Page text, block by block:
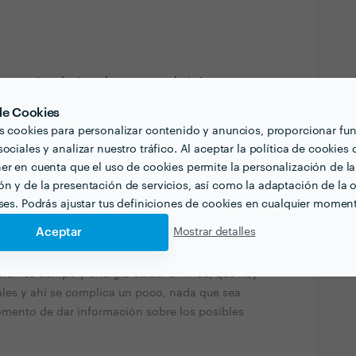
Cookies
cookies para personalizar contenido y anuncios, proporcionar
y analizar nuestro tráfico. Al aceptar la política de cookies
en cuenta que el uso de cookies permite la personalización de la
y de la presentación de servicios, así como la adaptación de la
Podrás ajustar tus definiciones de cookies en cualquier
Aceptar Mostrar detalles
estén relacionadas con tu trabajo?
grupos scout en los cuales he tenido que
a los monitores en actividades o
de otras cosas. También tengo primos
11 años, siempre ayudé a cuidarlos cuando era
contratar profesionales de tu sector? ¿Hay
es tiempo y energía cuidar a niños, que hay
y ahí se complica un poco, nada que sea
de dar información sobre los posibles